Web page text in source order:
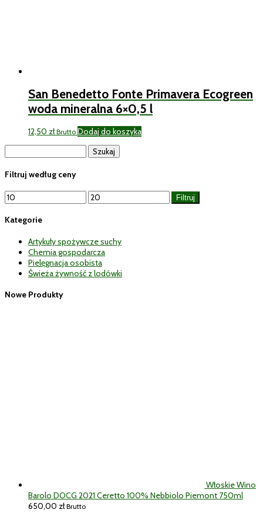
San Benedetto Fonte Primavera Ecogreen
woda mineralna 6×0,5 l
12,50 zł Brutto Dodaj do koszyka
Filtruj według ceny
Cena
min
Cena
max
Filtruj
Kategorie
Artykuły spożywcze suchy
Chemia gospodarcza
Pielęgnacja osobista
Świeża żywność z lodówki
Nowe Produkty
Włoskie Wino
Barolo DOCG 2021 Ceretto 100% Nebbiolo Piemont 750ml
650,00 zł Brutto